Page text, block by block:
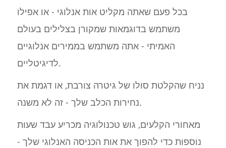
בכל פעם שאתה מקליט אות אנלוגי - או אפילו
משתמש בדוגמאות שמקורן בצלילים בעולם
האמיתי - אתה משתמש בממירים אנלוגיים
לדיגיטליים.
נניח שהקלטת סולו של גיטרה צורבת, או דגמת את
נחירות הכלב שלך - זה לא משנה.
מאחורי הקלעים, גוש טכנולוגיה מכריע עבד שעות
נוספות כדי להפוך את אות הכניסה האנלוגי שלך -